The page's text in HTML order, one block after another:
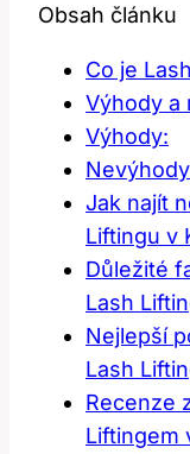
Obsah článku
Co je
Výhody a
Výhody:
Jak najít
Liftingu v
Důležité
Lash
Nejlepší
Lash
Recenze
Liftingem